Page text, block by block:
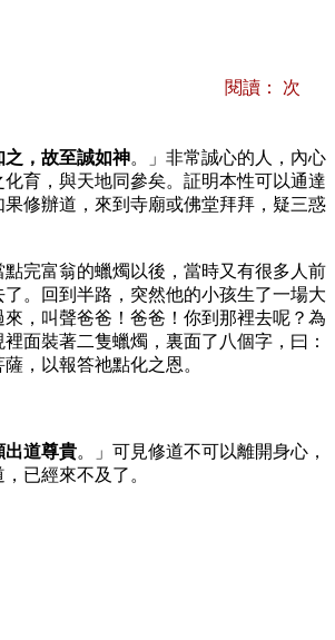
閱讀：
次
，故至誠如神。」非常誠心的人，內心
育，與天地同參矣。証明本性可以通達
修辦道，來到寺廟或佛堂拜拜，疑三惑
完富翁的蠟燭以後，當時又有很多人前
。回到半路，突然他的小孩生了一場大
，叫聲爸爸！爸爸！你到那裡去呢？為
面裝著二隻蠟燭，裏面了八個字，曰：
，以報答祂點化之恩。
出道尊貴。」可見修道不可以離開身心，
已經來不及了。